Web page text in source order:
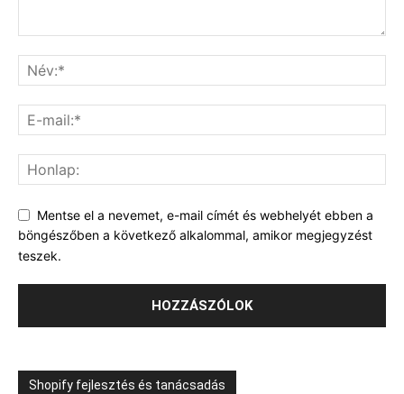
Mentse el a nevemet, e-mail címét és webhelyét ebben a
böngészőben a következő alkalommal, amikor megjegyzést
teszek.
Shopify fejlesztés és tanácsadás